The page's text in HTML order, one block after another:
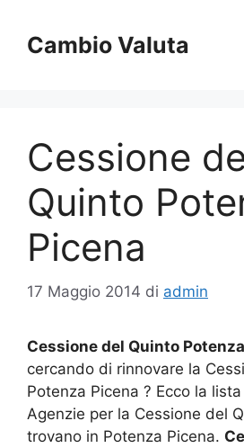
contenuto
Cambio Valuta
Cessione
Quinto
Picena
17 Maggio 2014 di admin
Cessione del Quinto
cercando di rinnovare la
Potenza Picena ? Ecco la
Agenzie per la Cessione del
trovano in Potenza Picena.